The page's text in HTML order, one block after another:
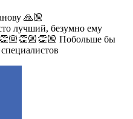
🙏🏼
лучший, безумно ему
Побольше бы